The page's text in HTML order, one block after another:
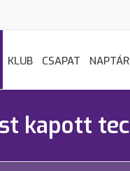
KLUB CSAPAT NAPTÁR
kapott